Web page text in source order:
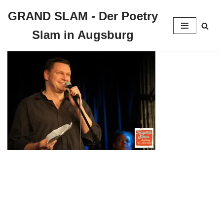
springen
GRAND SLAM - Der Poetry
Slam in Augsburg